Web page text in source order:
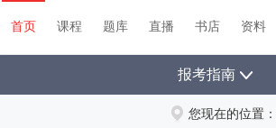
首页 课程 题库 直播 书店 资料
首页 课程 题库
报考指南
您现在的位置：